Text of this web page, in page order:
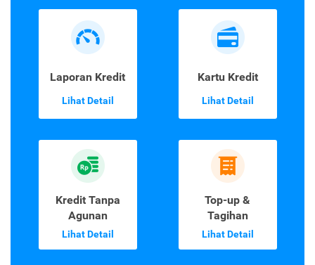
Laporan Kredit
Lihat Detail
Kartu Kredit
Lihat Detail
Kredit Tanpa
Agunan
Lihat Detail
Top-up &
Tagihan
Lihat Detail